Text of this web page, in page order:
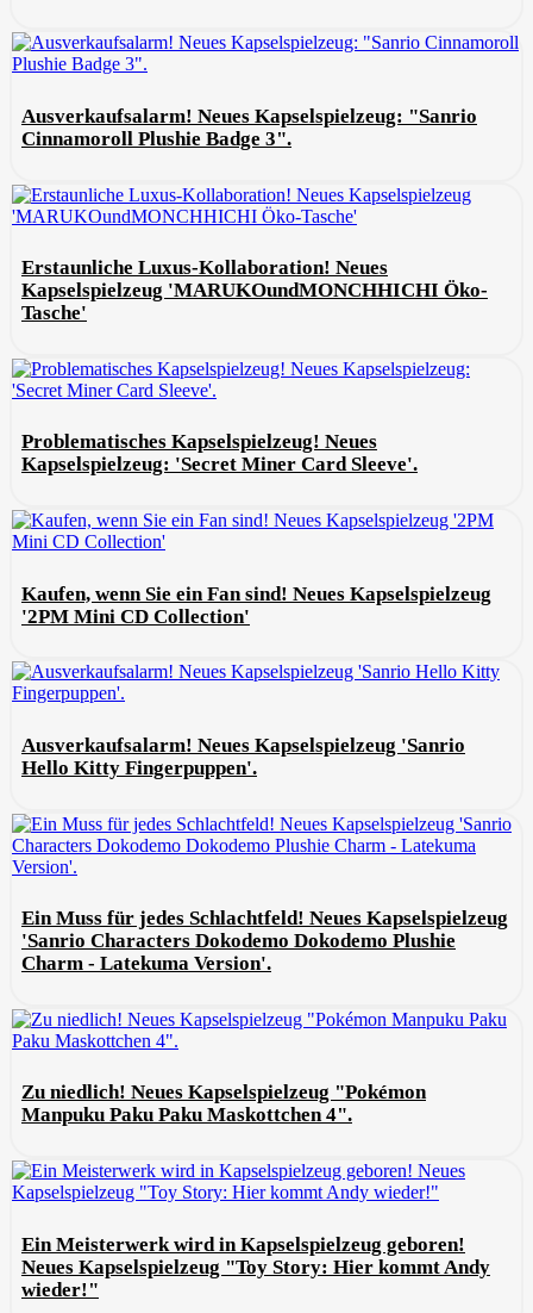
Ausverkaufsalarm! Neues Kapselspielzeug: "Sanrio
Cinnamoroll Plushie Badge 3".
Erstaunliche Luxus-Kollaboration! Neues
Kapselspielzeug 'MARUKOundMONCHHICHI Öko-
Tasche'
Problematisches Kapselspielzeug! Neues
Kapselspielzeug: 'Secret Miner Card Sleeve'.
Kaufen, wenn Sie ein Fan sind! Neues Kapselspielzeug
'2PM Mini CD Collection'
Ausverkaufsalarm! Neues Kapselspielzeug 'Sanrio
Hello Kitty Fingerpuppen'.
Ein Muss für jedes Schlachtfeld! Neues Kapselspielzeug
'Sanrio Characters Dokodemo Dokodemo Plushie
Charm - Latekuma Version'.
Zu niedlich! Neues Kapselspielzeug "Pokémon
Manpuku Paku Paku Maskottchen 4".
Ein Meisterwerk wird in Kapselspielzeug geboren!
Neues Kapselspielzeug "Toy Story: Hier kommt Andy
wieder!"